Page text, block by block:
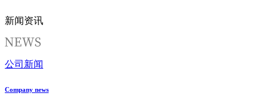
新闻资讯
公司新闻
Company news